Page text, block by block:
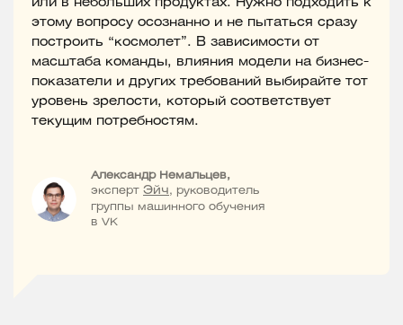
или в небольших продуктах. Нужно подходить к
этому вопросу осознанно и не пытаться сразу
построить “космолет”. В зависимости от
масштаба команды, влияния модели на бизнес-
показатели и других требований выбирайте тот
уровень зрелости, который соответствует
текущим потребностям.
Александр Немальцев,
эксперт Эйч, руководитель
группы машинного обучения
в VK